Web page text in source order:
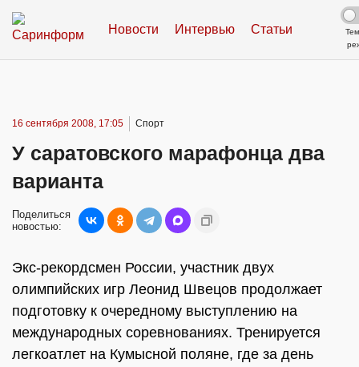
Новости Интервью Статьи
16 сентября 2008, 17:05 Спорт
У саратовского марафонца два
варианта
Поделиться
новостью:
Экс-рекордсмен России, участник двух
олимпийских игр Леонид Швецов продолжает
подготовку к очередному выступлению на
международных соревнованиях. Тренируется
легкоатлет на Кумысной поляне, где за день